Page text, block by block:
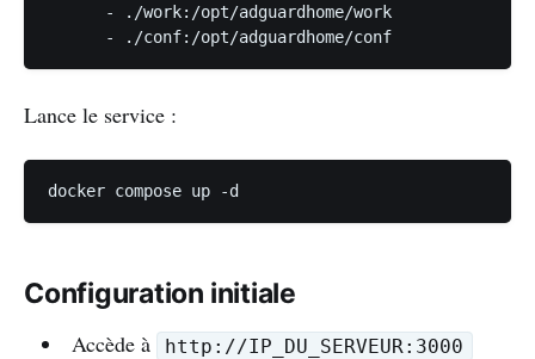
      - ./work:/opt/adguardhome/work
Lance le service :
Configuration initiale
Accède à http://IP_DU_SERVEUR:3000